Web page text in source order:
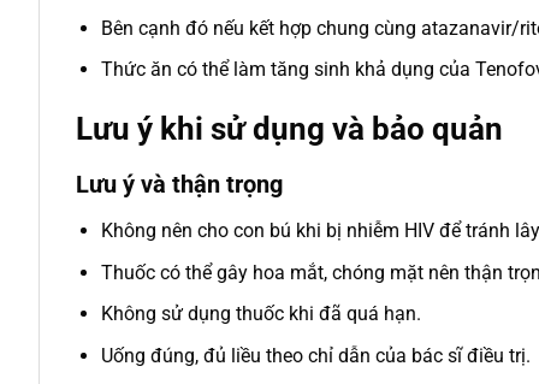
Bên cạnh đó nếu kết hợp chung cùng atazanavir/
Thức ăn có thể làm tăng sinh khả dụng của
Lưu ý khi sử dụng và bảo quản
Lưu ý và thận trọng
Không nên cho con bú khi bị nhiễm HIV để tránh
Thuốc có thể gây hoa mắt, chóng mặt nên thận
Không sử dụng thuốc khi đã quá hạn.
Uống đúng, đủ liều theo chỉ dẫn của bác sĩ điều trị.